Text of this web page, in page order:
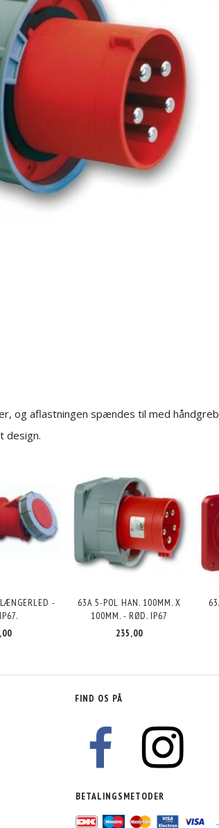
og aflastningen spændes til med
design.
-
63A 5-POL HAN. 100MM. X
100MM. - RØD. IP67
235,00
FIND OS PÅ
BETALINGSMETODER